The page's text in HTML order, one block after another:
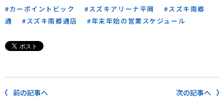
カーポイントビック スズキアリーナ平岡
スズキ南郷
通
スズキ南郷通店 年末年始の営業スケジュール
前の記事へ 次の記事へ